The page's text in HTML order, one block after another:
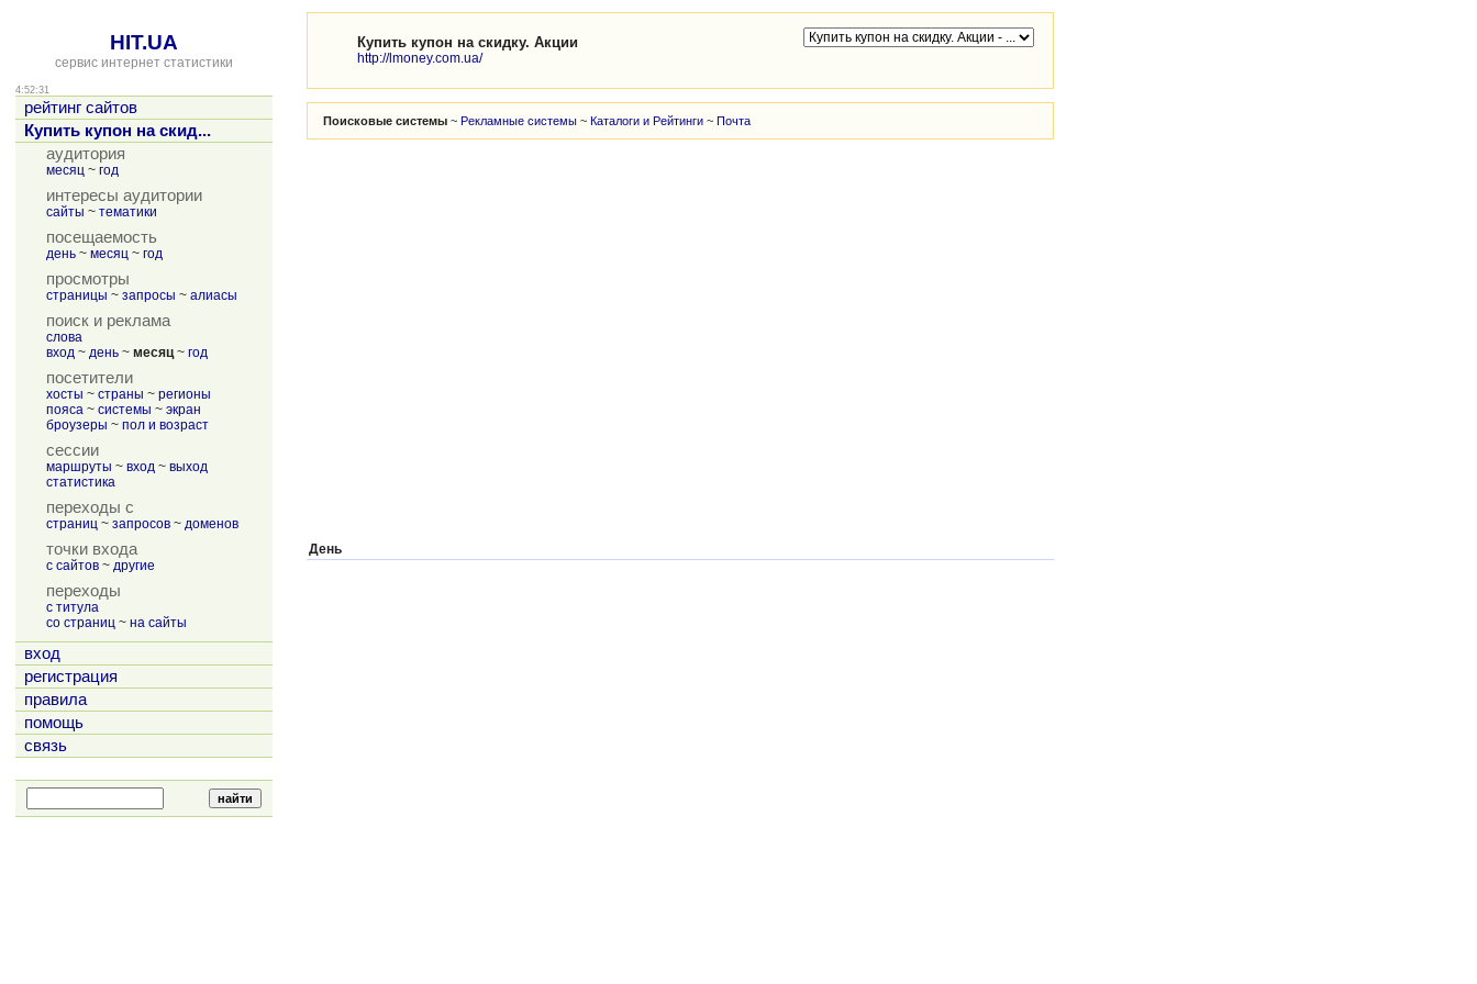
HIT.UA
сервис интернет статистики
4:52:31
рейтинг сайтов
Купить купон на скид...
аудитория
месяц ~ год
интересы аудитории
сайты ~ тематики
посещаемость
день ~ месяц ~ год
просмотры
страницы ~ запросы ~ алиасы
поиск и реклама
слова
вход ~ день ~ месяц~ год
посетители
хосты ~ страны ~ регионы
пояса ~ системы ~ экран
броузеры ~ пол и возраст
сессии
маршруты ~ вход ~ выход
статистика
переходы с
страниц ~ запросов ~ доменов
точки входа
с сайтов ~ другие
переходы
с титула
со страниц ~ на сайты
вход
регистрация
правила
помощь
связь
Купить купон на скидку. Акции
http://lmoney.com.ua/
Поисковые системы ~ Рекламные системы ~ Каталоги и Рейтинги ~ Почта
День